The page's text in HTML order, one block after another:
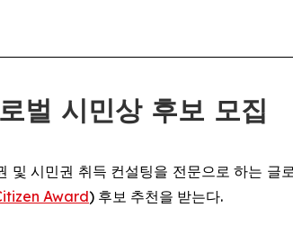
시민상 후보 모집
시민권 취득 컨설팅을 전문으로 하는 글
Award) 후보 추천을 받는다.